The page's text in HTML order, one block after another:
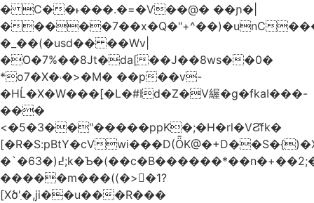
� C��˫���.�=�V��@� ��ɲ�|
�����7��x�Q�"+^��)�unC
�_��(�usd�� ��Wv|
�O�7%��8Jt�da[��J��8ws��0�
*o7�X�˓�>�M� ��p��v-
�HĹ�X�W���[�L�#Id�Z�V䌂�g�fkaI���-
���
<�5�3��"�����ppK�;�H�rl�VϨ̽fk�
[�R�S:pBtY�cV
�`�6߄(�3;k�Ƅ�(��c�B������*��n�+��2;��^��Q�މ7X�v�b
�����m���((�>򍹐�1?
[Xծ߲'�,ji��u���R���